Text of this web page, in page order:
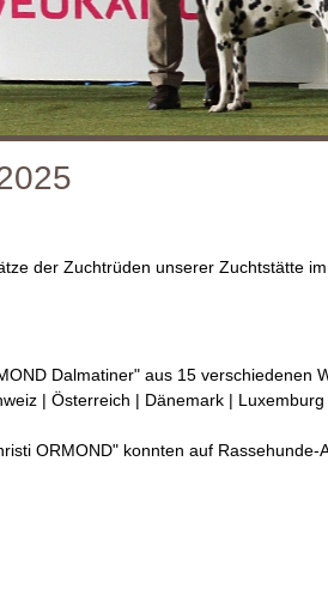
der Zuchtrüden unserer Zuchtstätte
Dalmatiner" aus 15
| Österreich | Dänemark |
ORMOND" konnten auf